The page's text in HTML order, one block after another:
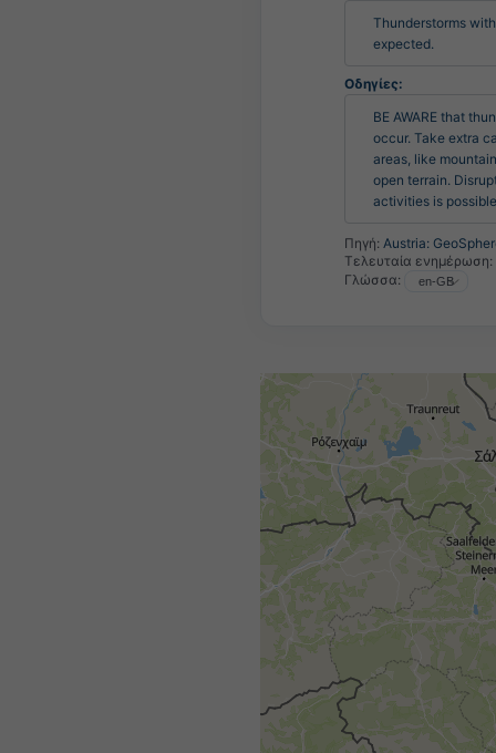
Thunderstorms
expected.
Οδηγίες:
BE AWARE that
occur. Take extra
areas, like
open terrain.
activities is
Πηγή: Austria:
Τελευταία ενημέρωση:
Γλώσσα: